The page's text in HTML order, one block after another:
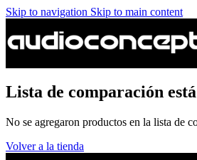
Skip to navigation Skip to main content
Lista de comparación
No se agregaron productos en la lista de
Volver a la tienda